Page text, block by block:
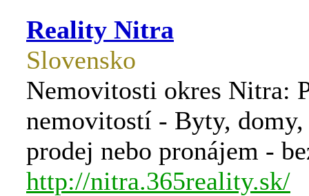
Reality Nitra
Slovensko
Nemovitosti okres Nitra:
nemovitostí - Byty, domy,
prodej nebo pronájem -
http://nitra.365reality.sk/